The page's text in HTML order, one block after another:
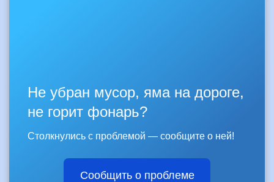
Не убран мусор, яма на дороге,
не горит фонарь?
Столкнулись с проблемой — сообщите о ней!
Сообщить о проблеме